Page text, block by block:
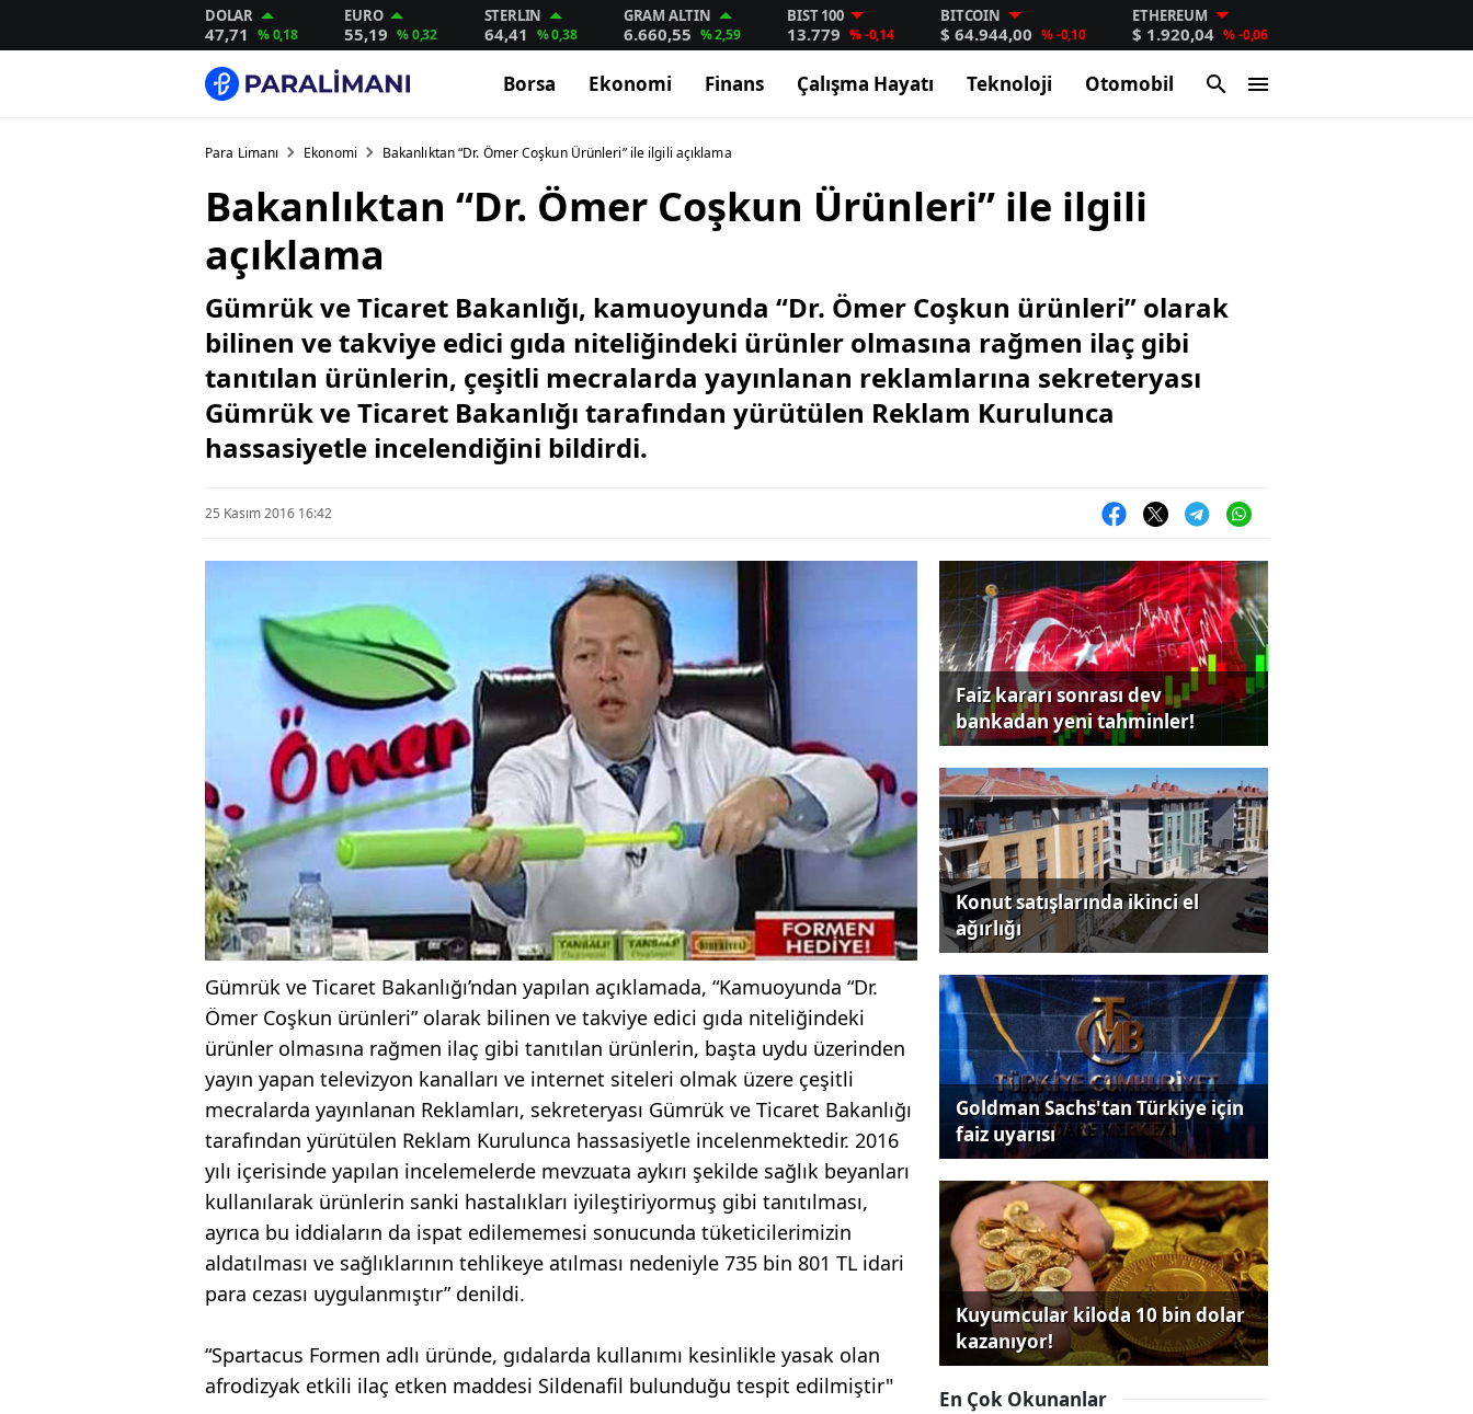
DOLAR
47,71 % 0,18
EURO
55,19 % 0,32
STERLIN
64,41 % 0,38
GRAM ALTIN
6.660,55 % 2,59
BIST 100
13.779 % -0,14
BITCOIN
$ 64.944,00 % -0,10
ETHEREUM
$ 1.920,04 % -0,06
Borsa Ekonomi Finans Çalışma Hayatı Teknoloji Otomobil
Para Limanı Ekonomi Bakanlıktan “Dr. Ömer Coşkun Ürünleri” ile ilgili açıklama
Bakanlıktan “Dr. Ömer Coşkun Ürünleri” ile ilgili
açıklama
Gümrük ve Ticaret Bakanlığı, kamuoyunda “Dr. Ömer Coşkun ürünleri” olarak
bilinen ve takviye edici gıda niteliğindeki ürünler olmasına rağmen ilaç gibi
tanıtılan ürünlerin, çeşitli mecralarda yayınlanan reklamlarına sekreteryası
Gümrük ve Ticaret Bakanlığı tarafından yürütülen Reklam Kurulunca
hassasiyetle incelendiğini bildirdi.
25 Kasım 2016 16:42
Gümrük ve Ticaret Bakanlığı’ndan yapılan açıklamada, “Kamuoyunda “Dr.
Ömer Coşkun ürünleri” olarak bilinen ve takviye edici gıda niteliğindeki
ürünler olmasına rağmen ilaç gibi tanıtılan ürünlerin, başta uydu üzerinden
yayın yapan televizyon kanalları ve internet siteleri olmak üzere çeşitli
mecralarda yayınlanan Reklamları, sekreteryası Gümrük ve Ticaret Bakanlığı
tarafından yürütülen Reklam Kurulunca hassasiyetle incelenmektedir. 2016
yılı içerisinde yapılan incelemelerde mevzuata aykırı şekilde sağlık beyanları
kullanılarak ürünlerin sanki hastalıkları iyileştiriyormuş gibi tanıtılması,
ayrıca bu iddiaların da ispat edilememesi sonucunda tüketicilerimizin
aldatılması ve sağlıklarının tehlikeye atılması nedeniyle 735 bin 801 TL idari
para cezası uygulanmıştır” denildi.
“Spartacus Formen adlı üründe, gıdalarda kullanımı kesinlikle yasak olan
afrodizyak etkili ilaç etken maddesi Sildenafil bulunduğu tespit edilmiştir"
Faiz kararı sonrası dev
bankadan yeni tahminler!
Konut satışlarında ikinci el
ağırlığı
Goldman Sachs'tan Türkiye için
faiz uyarısı
Kuyumcular kiloda 10 bin dolar
kazanıyor!
En Çok Okunanlar